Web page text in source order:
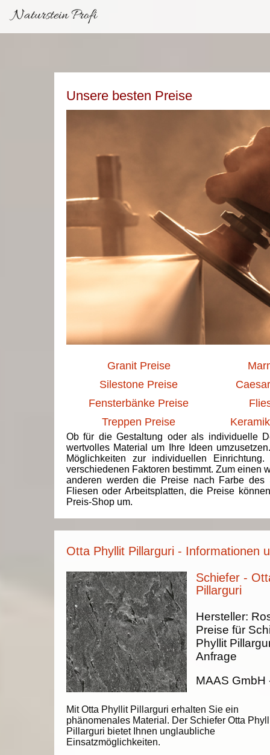
Naturstein Profi
Unsere besten Preise
Granit Preise
Silestone Preise
Fensterbänke Preise
Treppen Preise
Ob für die Gestaltung oder als individuelle
wertvolles Material um Ihre Ideen
Möglichkeiten zur individuellen
verschiedenen Faktoren bestimmt. Zum einen
anderen werden die Preise nach Farbe des
Fliesen oder Arbeitsplatten, die Preise
Preis-Shop um.
Otta Phyllit Pillarguri - Informationen
Schiefer -
Pillarguri
Mit Otta Phyllit Pillarguri erhalten Sie ein
phänomenales Material. Der Schiefer Otta
Pillarguri bietet Ihnen unglaubliche
Einsatzmöglichkeiten.
Hersteller:
Preise für
Phyllit
Anfrage
MAAS GmbH